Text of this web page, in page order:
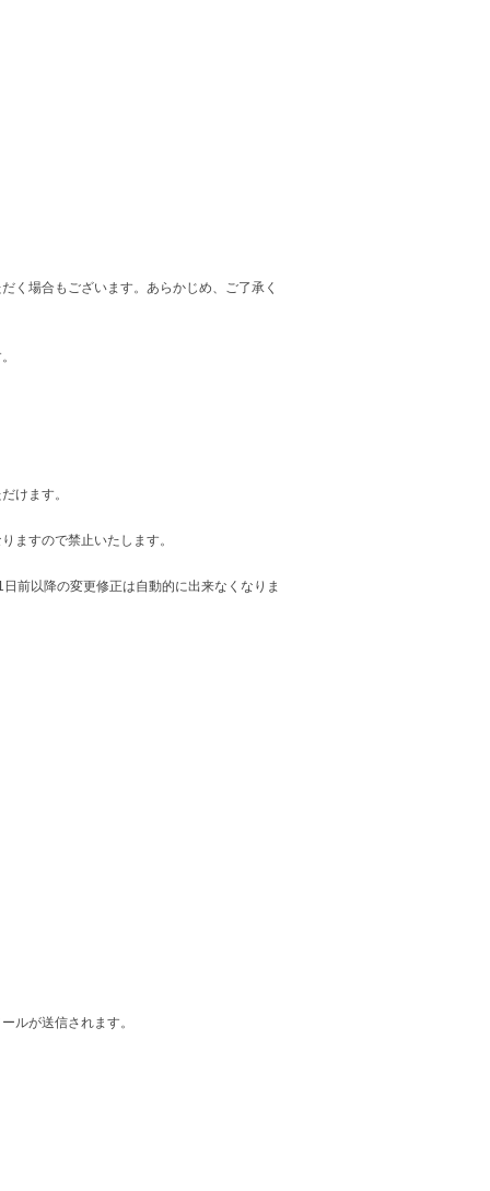
く場合もございます。あらかじめ、ご了承く
けます。
ますので禁止いたします。
前以降の変更修正は自動的に出来なくなりま
ルが送信されます。